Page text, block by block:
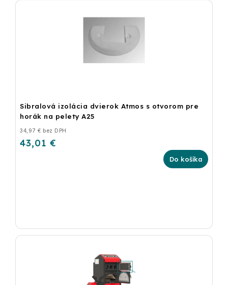
Sibralová izolácia dvierok Atmos s otvorom pre
horák na pelety A25
34,97 € bez DPH
43,01 €
Do košíka